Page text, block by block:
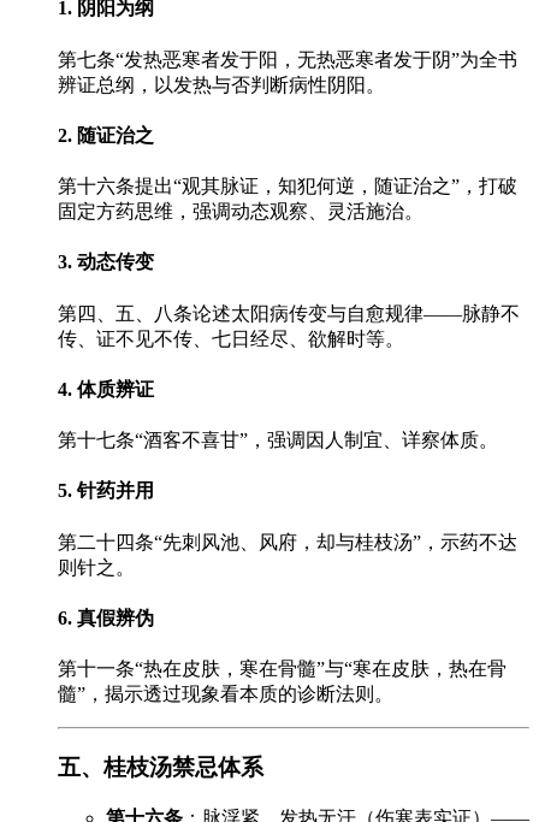
1. 阴阳为纲
第七条“发热恶寒者发于阳，无热恶寒者发于阴”为全书
辨证总纲，以发热与否判断病性阴阳。
2. 随证治之
第十六条提出“观其脉证，知犯何逆，随证治之”，打破
固定方药思维，强调动态观察、灵活施治。
3. 动态传变
第四、五、八条论述太阳病传变与自愈规律——脉静不
传、证不见不传、七日经尽、欲解时等。
4. 体质辨证
第十七条“酒客不喜甘”，强调因人制宜、详察体质。
5. 针药并用
第二十四条“先刺风池、风府，却与桂枝汤”，示药不达
则针之。
6. 真假辨伪
第十一条“热在皮肤，寒在骨髓”与“寒在皮肤，热在骨
髓”，揭示透过现象看本质的诊断法则。
五、桂枝汤禁忌体系
第十六条 ：脉浮紧、发热无汗（伤寒表实证）——